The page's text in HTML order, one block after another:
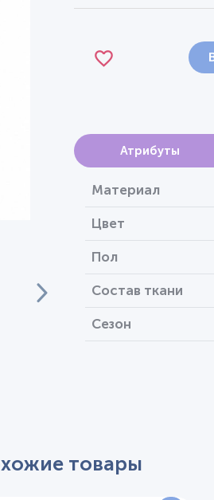
Атрибуты
Материал
Цвет
Пол
Состав ткани
Сезон
товары